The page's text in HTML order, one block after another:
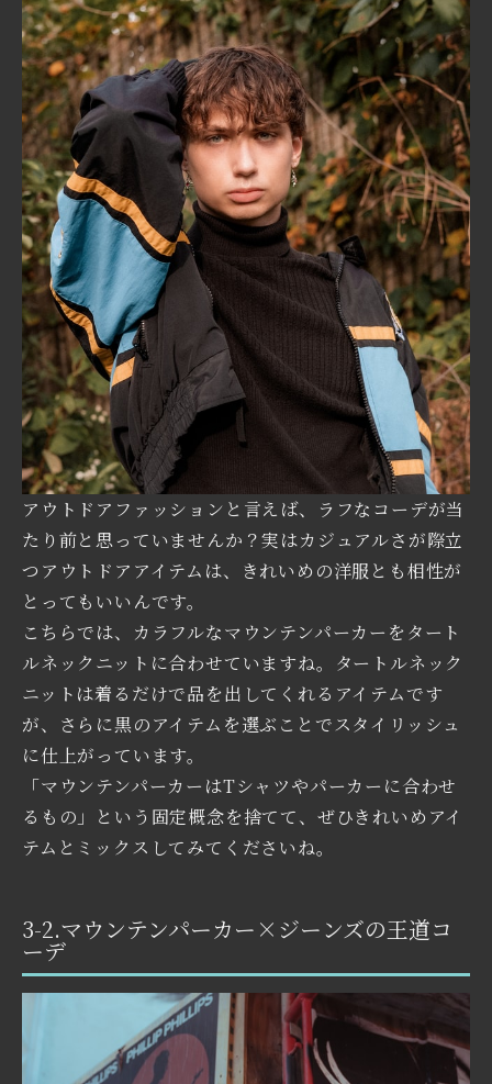
アウトドアファッションと言えば、ラフなコーデが当
たり前と思っていませんか？実はカジュアルさが際立
つアウトドアアイテムは、きれいめの洋服とも相性が
とってもいいんです。
こちらでは、カラフルなマウンテンパーカーをタート
ルネックニットに合わせていますね。タートルネック
ニットは着るだけで品を出してくれるアイテムです
が、さらに黒のアイテムを選ぶことでスタイリッシュ
に仕上がっています。
「マウンテンパーカーはTシャツやパーカーに合わせ
るもの」という固定概念を捨てて、ぜひきれいめアイ
テムとミックスしてみてくださいね。
3-2.マウンテンパーカー×ジーンズの王道コ
ーデ